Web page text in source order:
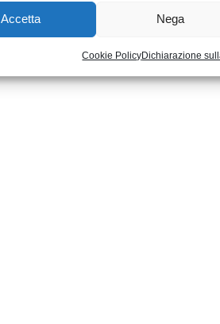
Accetta Nega
Cookie PolicyDichiarazione